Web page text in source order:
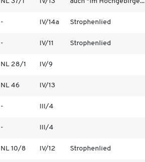
- IV/14a Strophenlied
- IV/11 Strophenlied
NL 28/1 IV/9
NL 46 IV/13
- III/4
- III/4
NL 10/8 IV/12 Strophenlied